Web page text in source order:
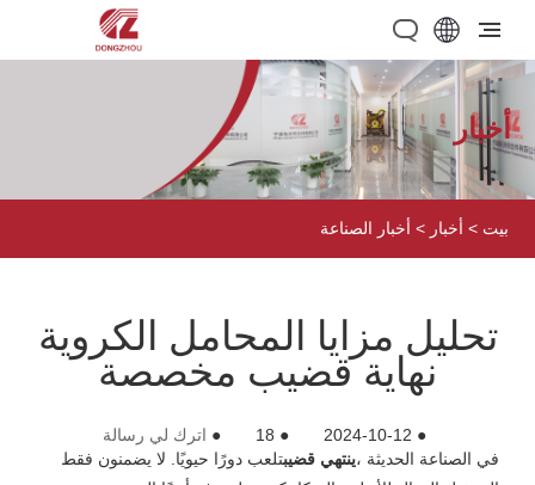
أخبار
بيت > أخبار > أخبار الصناعة
تحليل مزايا المحامل الكروية
نهاية قضيب مخصصة
●
2024-10-12
●
18
● اترك لي رسالة
في الصناعة الحديثة ،ينتهي قضيبتلعب دورًا حيويًا. لا يضمنون فقط